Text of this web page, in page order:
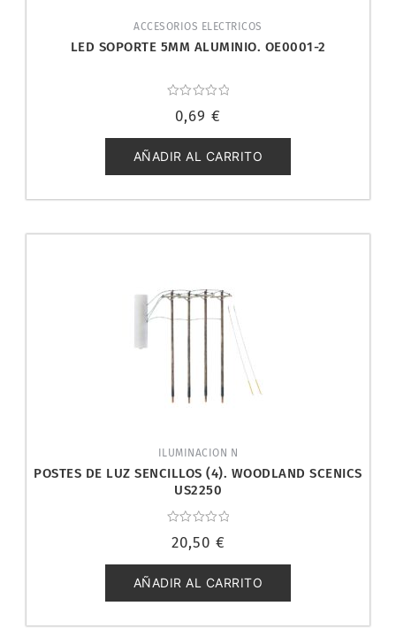
ACCESORIOS ELECTRICOS
LED SOPORTE 5MM ALUMINIO. OE0001-2
con
de
5
0,69 €
AÑADIR AL CARRITO
ILUMINACION N
POSTES DE LUZ SENCILLOS (4). WOODLAND SCENICS
US2250
con
de
5
20,50 €
AÑADIR AL CARRITO